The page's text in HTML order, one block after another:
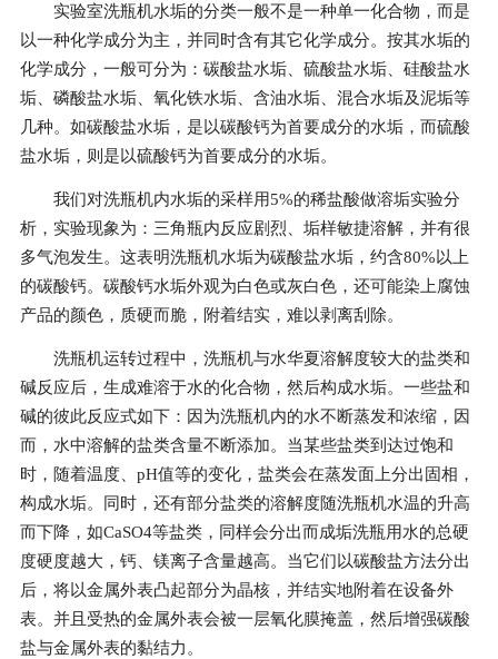
实验室洗瓶机水垢的分类一般不是一种单一化合物，而是
以一种化学成分为主，并同时含有其它化学成分。按其水垢的
化学成分，一般可分为：碳酸盐水垢、硫酸盐水垢、硅酸盐水
垢、磷酸盐水垢、氧化铁水垢、含油水垢、混合水垢及泥垢等
几种。如碳酸盐水垢，是以碳酸钙为首要成分的水垢，而硫酸
盐水垢，则是以硫酸钙为首要成分的水垢。
我们对洗瓶机内水垢的采样用5%的稀盐酸做溶垢实验分
析，实验现象为：三角瓶内反应剧烈、垢样敏捷溶解，并有很
多气泡发生。这表明洗瓶机水垢为碳酸盐水垢，约含80%以上
的碳酸钙。碳酸钙水垢外观为白色或灰白色，还可能染上腐蚀
产品的颜色，质硬而脆，附着结实，难以剥离刮除。
洗瓶机运转过程中，洗瓶机与水华夏溶解度较大的盐类和
碱反应后，生成难溶于水的化合物，然后构成水垢。一些盐和
碱的彼此反应式如下：因为洗瓶机内的水不断蒸发和浓缩，因
而，水中溶解的盐类含量不断添加。当某些盐类到达过饱和
时，随着温度、pH值等的变化，盐类会在蒸发面上分出固相，
构成水垢。同时，还有部分盐类的溶解度随洗瓶机水温的升高
而下降，如CaSO4等盐类，同样会分出而成垢洗瓶用水的总硬
度硬度越大，钙、镁离子含量越高。当它们以碳酸盐方法分出
后，将以金属外表凸起部分为晶核，并结实地附着在设备外
表。并且受热的金属外表会被一层氧化膜掩盖，然后增强碳酸
盐与金属外表的黏结力。